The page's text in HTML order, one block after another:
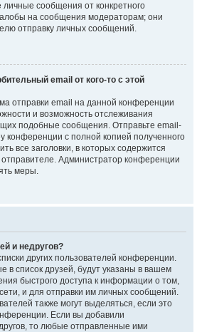
сообщения от конкретного
на сообщения модераторам; они
отправку личных сообщений.
email от кого-то с этой
отправки email на данной конференции
и возможность отслеживания
подобные сообщения. Отправьте email-
конференции с полной копией полученного
все заголовки, в которых содержится
Администратор конференции
меры.
и недругов?
других пользователей конференции.
в список друзей, будут указаны в вашем
быстрого доступа к информации о том,
и для отправки им личных сообщений.
также могут выделяться, если это
Если вы добавили
то любые отправленные ими